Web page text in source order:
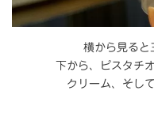
横から見る
下から、ピスタチ
クリーム、そし